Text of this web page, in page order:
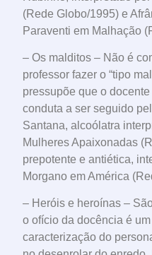
(Rede Globo/1995) e
Paraventi em Malhação
– Os malditos – Não é
professor fazer o “tipo
pressupõe que o
conduta a ser seguido
Santana, alcoólatra
Mulheres Apaixonadas
prepotente e antiética,
Morgano em América
– Heróis e heroínas –
o ofício da docência é
caracterização do